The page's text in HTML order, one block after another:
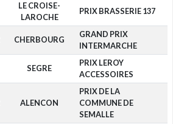
LE CROISE-
LAROCHE
PRIX BRASSERIE 137
CHERBOURG
GRAND PRIX
INTERMARCHE
SEGRE
PRIX LEROY
ACCESSOIRES
ALENCON
PRIX DE LA
COMMUNE DE
SEMALLE